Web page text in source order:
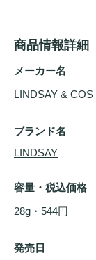
商品情報詳細
メーカー名
LINDSAY & COS
ブランド名
LINDSAY
容量・税込価格
28g・544円
発売日